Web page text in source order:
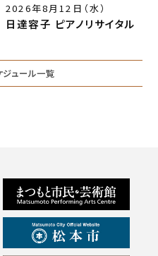
2026年8月12日（水）
日達容子 ピアノリサイタル
ジュール一覧